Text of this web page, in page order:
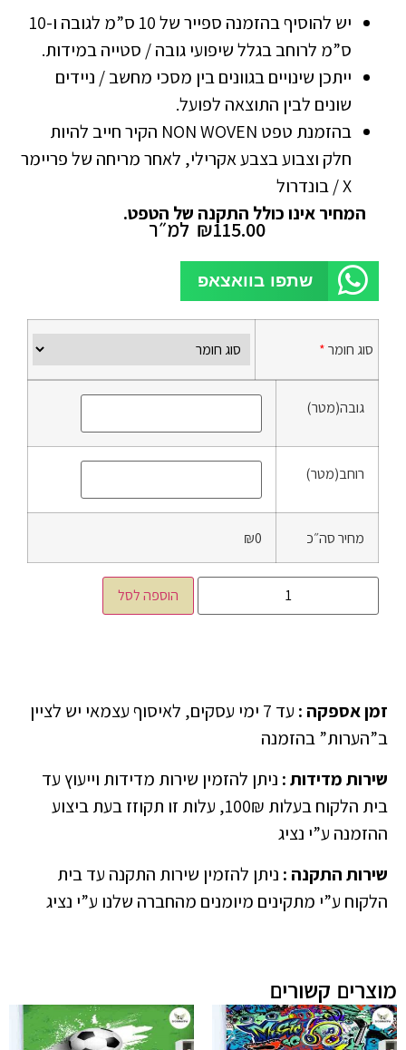
יש להוסיף בהזמנה ספייר של 10 ס”מ לגובה ו-10
ס”מ לרוחב בגלל שיפועי גובה / סטייה במידות.
ייתכן שינויים בגוונים בין מסכי מחשב / ניידים
שונים לבין התוצאה לפועל.
בהזמנת טפט NON WOVEN הקיר חייב להיות
חלק וצבוע בצבע אקרילי, לאחר מריחה של פריימר
X / בונדרול
המחיר אינו כולל התקנה של הטפט.
₪115.00 למ״ר
שתפו בוואצאפ
סוג חומר*
גובה(מטר)
רוחב(מטר)
מחיר סה״כ ₪0
הוספה לסל
זמן אספקה :
עד 7 ימי עסקים, לאיסוף עצמאי יש לציין
ב”הערות” בהזמנה
שירות מדידות: ניתן להזמין שירות מדידות וייעוץ עד
בית הלקוח בעלות 100₪, עלות זו תקוזז בעת ביצוע
ההזמנה ע”י נציג
שירות התקנה : ניתן להזמין שירות התקנה עד בית
הלקוח ע”י מתקינים מיומנים מהחברה שלנו ע”י נציג
מוצרים קשורים